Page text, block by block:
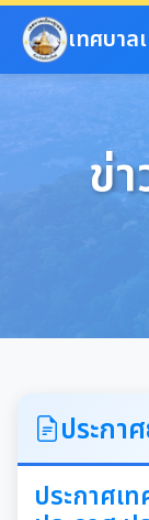
ข้ามไปยังเนื้อหาหลัก
เทศบาล
ข่
ประกา
ประกาศเ